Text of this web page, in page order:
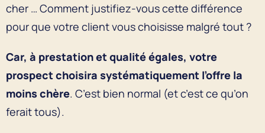
cher … Comment justifiez-vous cette différence
pour que votre client vous choisisse malgré tout ?
Car, à prestation et qualité égales, votre
prospect choisira systématiquement l’offre la
moins chère. C’est bien normal (et c’est ce qu’on
ferait tous).